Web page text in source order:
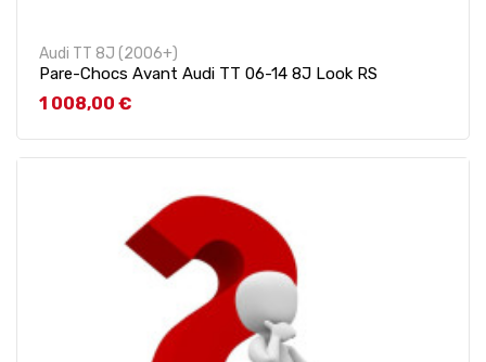
Audi TT 8J (2006+)
Pare-Chocs Avant Audi TT 06-14 8J Look RS
Prix
1 008,00 €